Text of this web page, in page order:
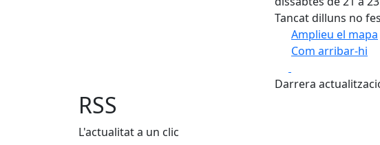
Tancat dilluns no
Amplieu el mapa
Com arribar-hi
+
Darrera
RSS
L'actualitat a un clic